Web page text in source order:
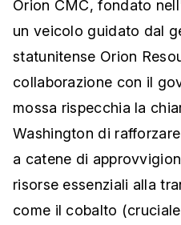
Orion CMC, fondato
un veicolo guidato dal
statunitense Orion
collaborazione con il
mossa rispecchia la
Washington di
a catene di
risorse essenziali alla
come il cobalto